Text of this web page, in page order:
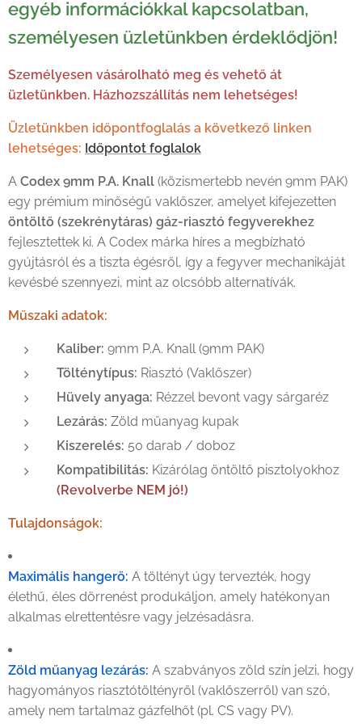
egyéb információkkal kapcsolatban,
személyesen üzletünkben érdeklődjön!
Személyesen vásárolható meg és vehető át
üzletünkben. Házhozszállítás nem lehetséges!
Üzletünkben időpontfoglalás a következő linken
lehetséges: Időpontot foglalok
A Codex 9mm P.A. Knall (közismertebb nevén 9mm PAK)
egy prémium minőségű vaklőszer, amelyet kifejezetten
öntöltő (szekrénytáras) gáz-riasztó fegyverekhez
fejlesztettek ki. A Codex márka híres a megbízható
gyújtásról és a tiszta égésről, így a fegyver mechanikáját
kevésbé szennyezi, mint az olcsóbb alternatívák.
Műszaki adatok:
Kaliber: 9mm P.A. Knall (9mm PAK)
Tölténytípus: Riasztó (Vaklőszer)
Hüvely anyaga: Rézzel bevont vagy sárgaréz
Lezárás: Zöld műanyag kupak
Kiszerelés: 50 darab / doboz
Kompatibilitás: Kizárólag öntöltő pisztolyokhoz
(Revolverbe NEM jó!)
Tulajdonságok:
Maximális hangerő: A töltényt úgy tervezték, hogy
élethű, éles dörrenést produkáljon, amely hatékonyan
alkalmas elrettentésre vagy jelzésadásra.
Zöld műanyag lezárás: A szabványos zöld szín jelzi, hogy
hagyományos riasztótöltényről (vaklőszerről) van szó,
amely nem tartalmaz gázfelhőt (pl. CS vagy PV).